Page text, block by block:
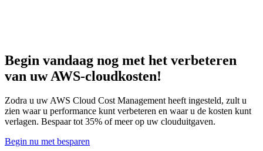
Begin vandaag nog met het verbeteren
van uw AWS-cloudkosten!
Zodra u uw AWS Cloud Cost Management heeft ingesteld, zult u
zien waar u performance kunt verbeteren en waar u de kosten kunt
verlagen. Bespaar tot 35% of meer op uw clouduitgaven.
Begin nu met besparen